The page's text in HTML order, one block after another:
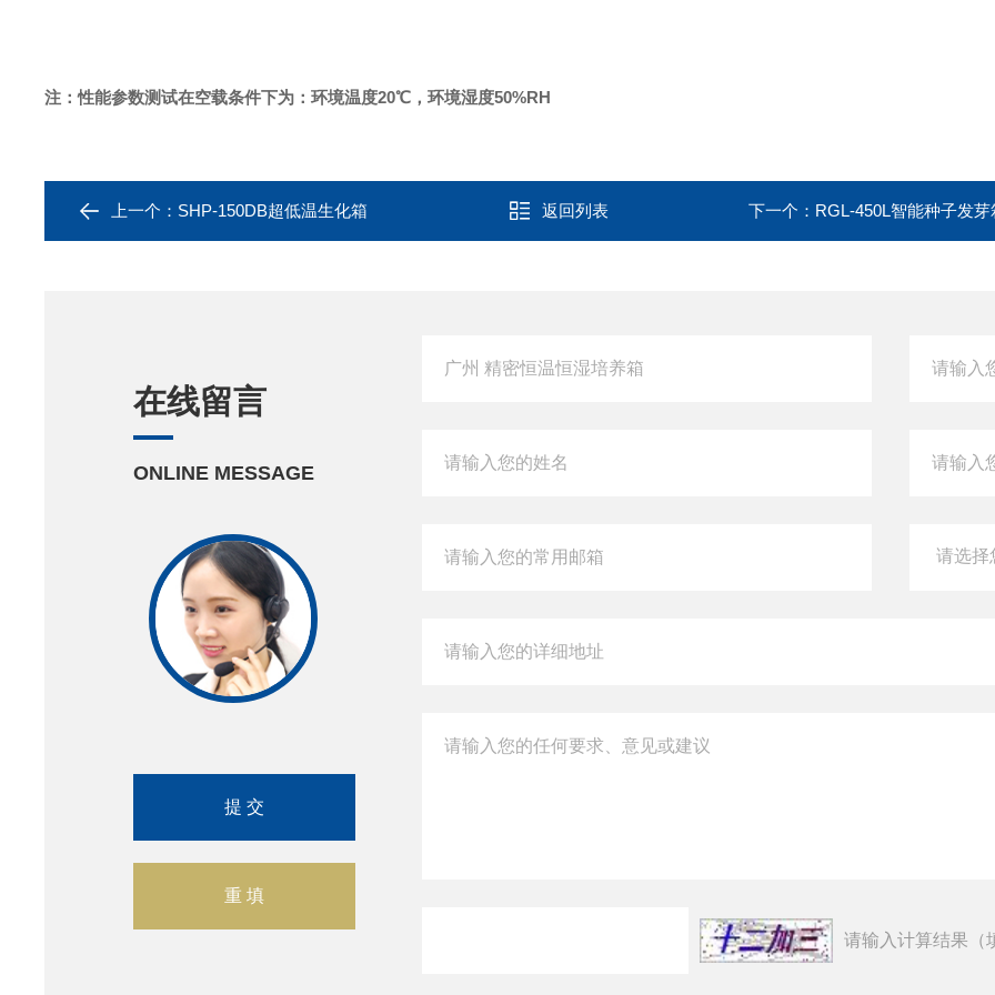
注：性能参数测试在空载条件下为：环境温度20℃，环境湿度50%RH
上一个： SHP-150DB超低温生化箱 返回列表 下一个： RGL-450L智能种子发芽
在线留言
ONLINE MESSAGE
请输入计算结果（